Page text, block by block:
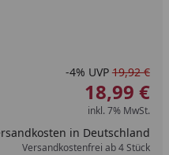
eingeben
um eins erhöhen
-4% UVP 19,92 €
18,99 €
inkl. 7% MwSt.
in Deutschland
Versandkostenfrei ab 4 Stück